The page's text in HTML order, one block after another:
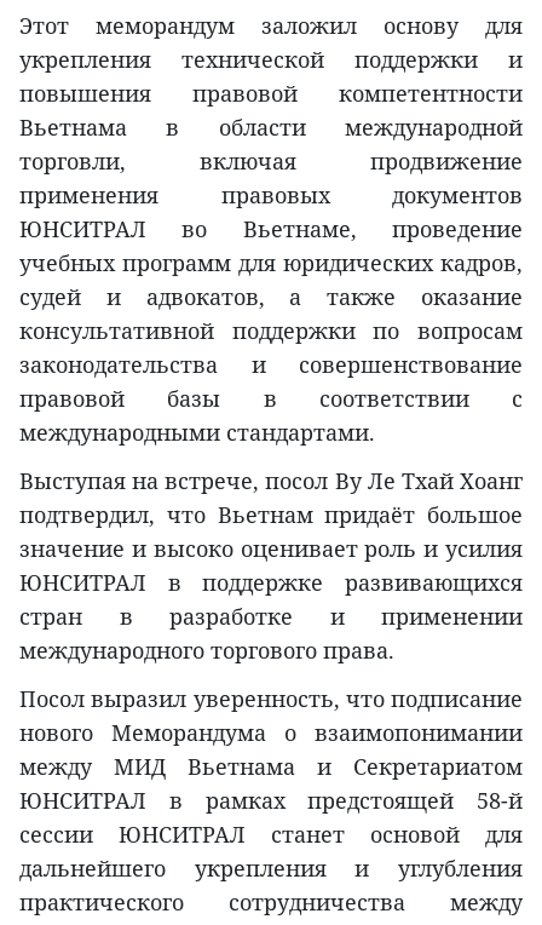
Этот меморандум заложил основу для
укрепления технической поддержки и
повышения правовой компетентности
Вьетнама в области международной
торговли, включая продвижение
применения правовых документов
ЮНСИТРАЛ во Вьетнаме, проведение
учебных программ для юридических кадров,
судей и адвокатов, а также оказание
консультативной поддержки по вопросам
законодательства и совершенствование
правовой базы в соответствии с
международными стандартами.
Выступая на встрече, посол Ву Ле Тхай Хоанг
подтвердил, что Вьетнам придаёт большое
значение и высоко оценивает роль и усилия
ЮНСИТРАЛ в поддержке развивающихся
стран в разработке и применении
международного торгового права.
Посол выразил уверенность, что подписание
нового Меморандума о взаимопонимании
между МИД Вьетнама и Секретариатом
ЮНСИТРАЛ в рамках предстоящей 58-й
сессии ЮНСИТРАЛ станет основой для
дальнейшего укрепления и углубления
практического сотрудничества между